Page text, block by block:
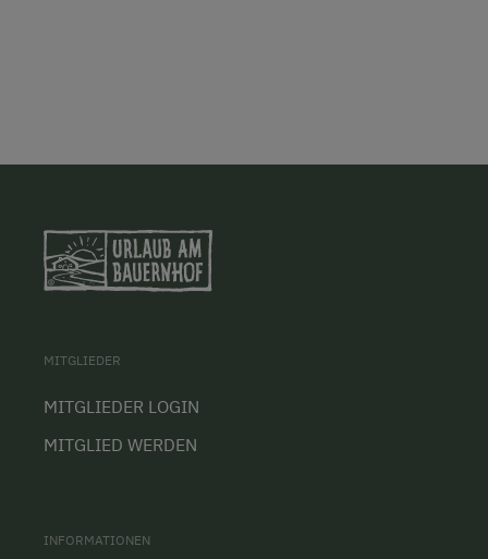
MITGLIEDER
MITGLIEDER LOGIN
MITGLIED WERDEN
INFORMATIONEN